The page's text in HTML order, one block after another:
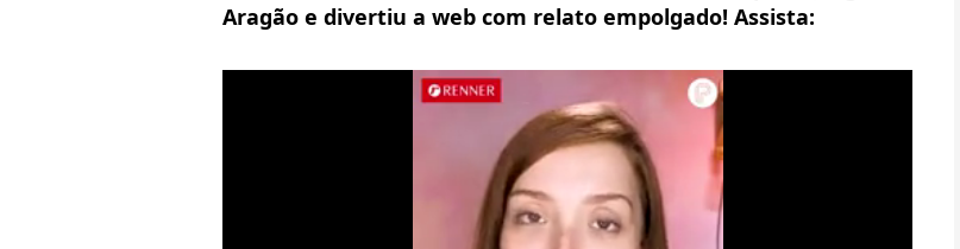
Aragão e divertiu a web com relato empolgado! Assista: